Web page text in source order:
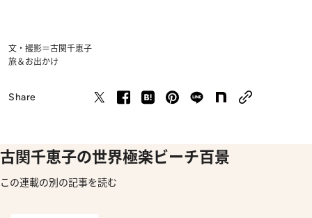
文・撮影＝古関千恵子
旅＆お出かけ
Share
古関千恵子の世界極楽ビーチ百景
この連載の別の記事を読む